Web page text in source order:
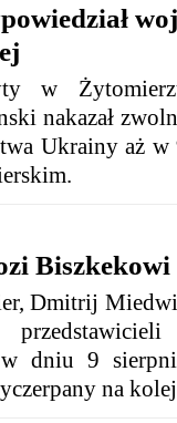
w
nakazał
Ukrainy aż
Biszkekowi
Dmitrij
w dniu 9
na